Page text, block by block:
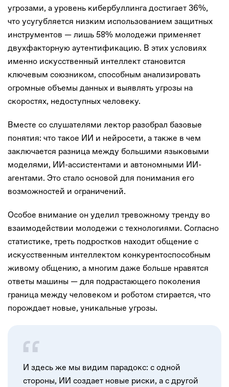
угрозами, а уровень кибербуллинга достигает 36%,
что усугубляется низким использованием защитных
инструментов — лишь 58% молодежи применяет
двухфакторную аутентификацию. В этих условиях
именно искусственный интеллект становится
ключевым союзником, способным анализировать
огромные объемы данных и выявлять угрозы на
скоростях, недоступных человеку.
Вместе со слушателями лектор разобрал базовые
понятия: что такое ИИ и нейросети, а также в чем
заключается разница между большими языковыми
моделями, ИИ-ассистентами и автономными ИИ-
агентами. Это стало основой для понимания его
возможностей и ограничений.
Особое внимание он уделил тревожному тренду во
взаимодействии молодежи с технологиями. Согласно
статистике, треть подростков находит общение с
искусственным интеллектом конкурентоспособным
живому общению, а многим даже больше нравятся
ответы машины — для подрастающего поколения
граница между человеком и роботом стирается, что
порождает новые, уникальные угрозы.
И здесь же мы видим парадокс: с одной
стороны, ИИ создает новые риски, а с другой